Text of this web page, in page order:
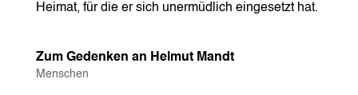
Heimat, für die er sich unermüdlich eingesetzt hat.
Zum Gedenken an Helmut Mandt
Menschen